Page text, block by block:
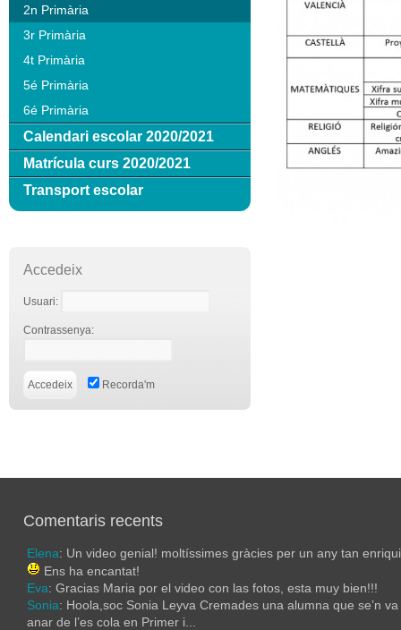
2n Primària
3r Primària
4t Primària
5é Primària
6é Primària
Calendari escolar 2020/2021
Matrícula curs 2020/2021
Transport escolar
Accedeix
Usuari:
Contrassenya:
Recorda'm
Comentaris recents
Elena: Un video genial! moltíssimes gràcies per un any tan
Ens ha encantat!
Eva: Gracias Maria por el video con las fotos, esta muy bien!!!
Sonia: Hoola,soc Sonia Leyva Cremades una alumna que se’n va
anar de l’es cola en Primer i...